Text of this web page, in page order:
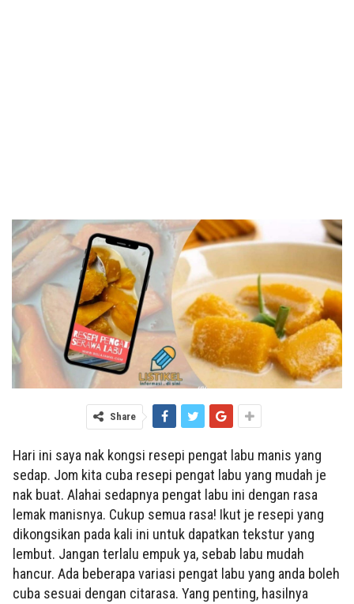
Share
Hari ini saya nak kongsi resepi pengat labu manis yang
sedap. Jom kita cuba resepi pengat labu yang mudah je
nak buat. Alahai sedapnya pengat labu ini dengan rasa
lemak manisnya. Cukup semua rasa! Ikut je resepi yang
dikongsikan pada kali ini untuk dapatkan tekstur yang
lembut. Jangan terlalu empuk ya, sebab labu mudah
hancur. Ada beberapa variasi pengat labu yang anda boleh
cuba sesuai dengan citarasa. Yang penting, hasilnya